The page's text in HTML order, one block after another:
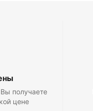
получаете
цене